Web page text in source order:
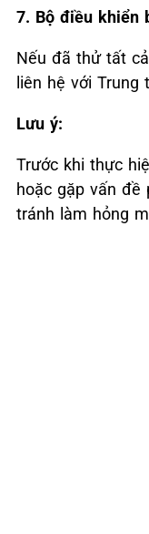
7. Bộ điều khiển
Nếu đã thử tất
liên hệ với
Lưu ý:
Trước khi thực
hoặc gặp vấn đề
tránh làm hỏng